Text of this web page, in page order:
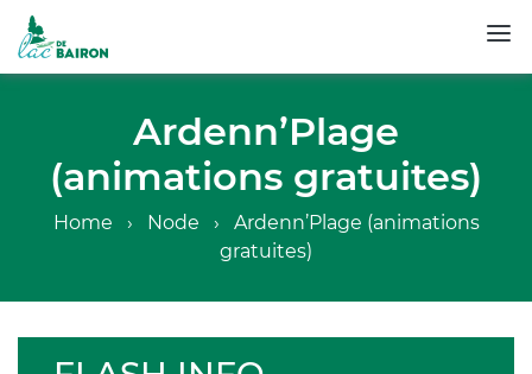
content
Ardenn’Plage
(animations gratuites)
Breadcrumb
Home Node
Ardenn’Plage (animations
gratuites)